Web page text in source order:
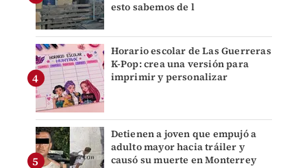
esto sabemos de l
Horario escolar de Las Guerreras
K-Pop: crea una versión para
imprimir y personalizar
Detienen a joven que empujó a
adulto mayor hacia tráiler y
causó su muerte en Monterrey